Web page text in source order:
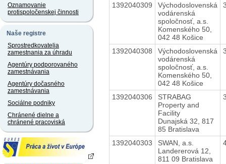
Oznamovanie
protispoločenskej činnosti
Naše registre
Sprostredkovatelia
zamestnania za úhradu
Agentúry podporovaného
zamestnávania
Agentúry dočasného
zamestnávania
Sociálne podniky
Chránené dielne a
chránené pracoviská
1392040309
Východoslovenská
vodárenská
spoločnosť, a.s.
Komenského 50,
042 48 Košice
1392040308
Východoslovenská
vodárenská
spoločnosť, a.s.
Komenského 50,
042 48 Košice
1392040306
STRABAG
Property and
Facility
Dunajská 32, 817
85 Bratislava
1392040303
SWAN, a.s.
Landererová 12,
811 09 Bratislava